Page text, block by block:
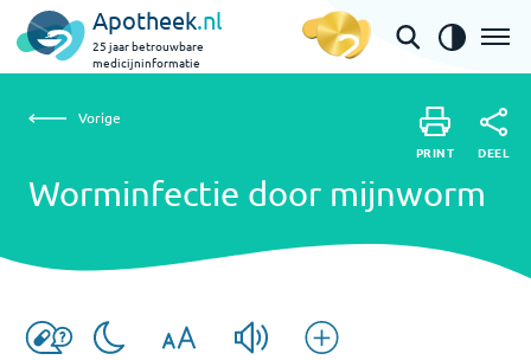
Apotheek.nl
25 jaar betrouwbare
medicijninformatie
Worminfectie door mijnworm
DEEL
Vorige
Worminfectie door mijnworm
PRINT DEEL